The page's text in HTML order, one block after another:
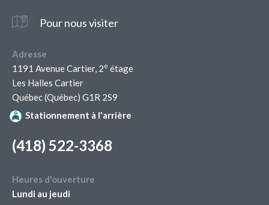
Pour nous visiter
Adresse
1191 Avenue Cartier, 2e étage
Les Halles Cartier
Québec (Québec) G1R 2S9
Stationnement à l'arrière
(418) 522-3368
Heures d'ouverture
Lundi au jeudi